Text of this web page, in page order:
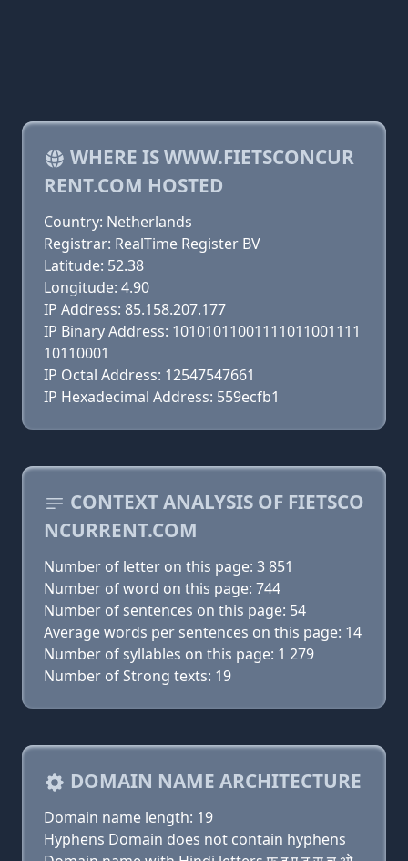
WHERE IS WWW.FIETSCONCUR
RENT.COM HOSTED
Country: Netherlands
Registrar: RealTime Register BV
Latitude: 52.38
Longitude: 4.90
IP Address: 85.158.207.177
IP Binary Address: 10101011001111011001111
10110001
IP Octal Address: 12547547661
IP Hexadecimal Address: 559ecfb1
CONTEXT ANALYSIS OF FIETSCO
NCURRENT.COM
Number of letter on this page: 3 851
Number of word on this page: 744
Number of sentences on this page: 54
Average words per sentences on this page: 14
Number of syllables on this page: 1 279
Number of Strong texts: 19
DOMAIN NAME ARCHITECTURE
Domain name length: 19
Hyphens Domain does not contain hyphens